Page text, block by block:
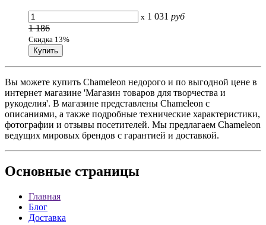
x 1 031 руб
1 186
Скидка 13%
Вы можете купить Chameleon недорого и по выгодной цене в
интернет магазине 'Магазин товаров для творчества и
рукоделия'. В магазине представлены Chameleon с
описаниями, а также подробные технические характеристики,
фотографии и отзывы посетителей. Мы предлагаем Chameleon
ведущих мировых брендов с гарантией и доставкой.
Основные страницы
Главная
Блог
Доставка